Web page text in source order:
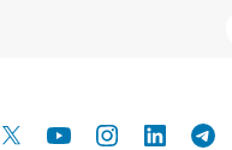
YouTubeInstagram